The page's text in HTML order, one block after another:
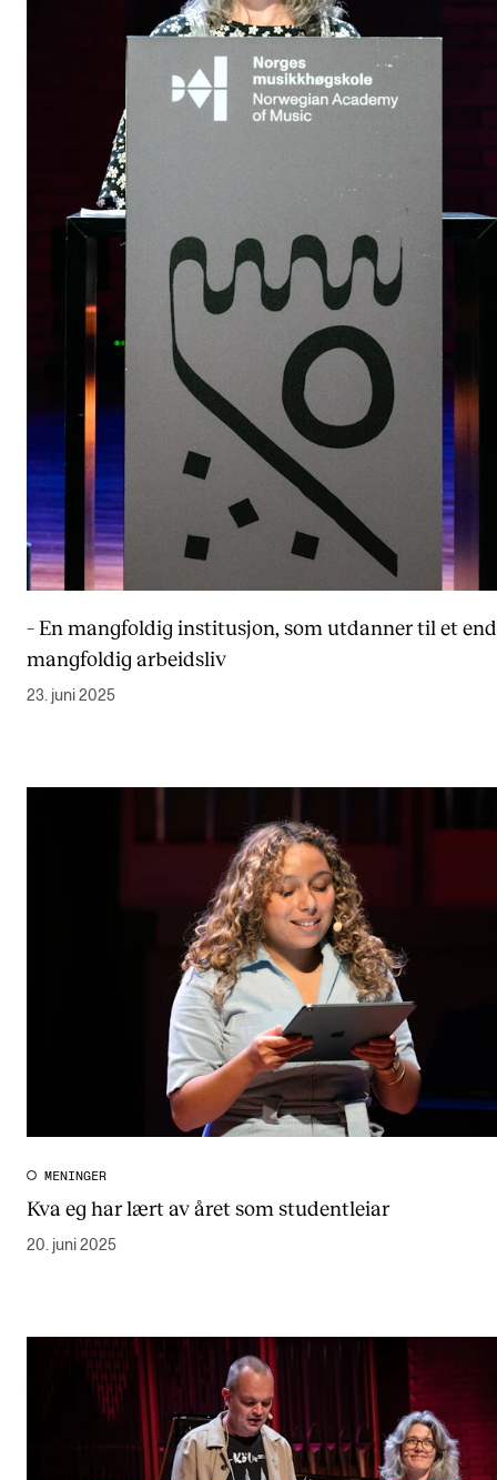
– En mangfoldig institusjon, som utdanner til et
mangfoldig arbeidsliv
23. juni 2025
MENINGER
Kva eg har lært av året som studentleiar
20. juni 2025